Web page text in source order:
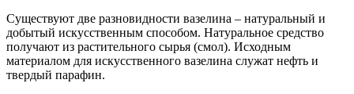
Существуют две разновидности вазелина – натуральный и
добытый искусственным способом. Натуральное средство
получают из растительного сырья (смол). Исходным
материалом для искусственного вазелина служат нефть и
твердый парафин.